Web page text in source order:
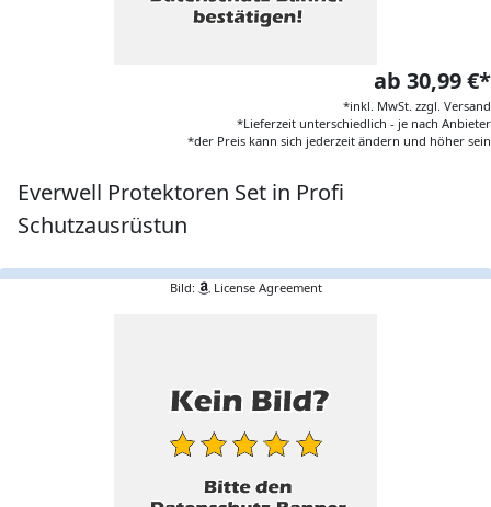
ab 30,99 €*
*inkl. MwSt. zzgl. Versand
*Lieferzeit unterschiedlich - je nach Anbieter
*der Preis kann sich jederzeit ändern und höher sein
Everwell Protektoren Set in Profi
Schutzausrüstun
Bild: License Agreement